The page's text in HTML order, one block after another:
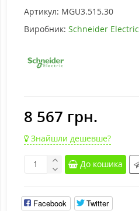
Артикул: MGU3.515.30
Виробник: Schneider Electric
8 567 грн.
Знайшли дешевше?
До кошика
Facebook Twitter